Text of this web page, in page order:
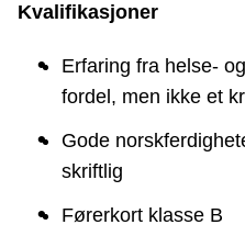
Kvalifikasjoner
Erfaring fra helse-
fordel, men ikke et
Gode
skriftlig
Førerkort klasse B